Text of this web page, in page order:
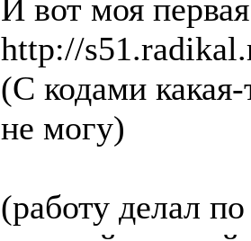
И вот моя
http://
(С кодами какая-
не могу)
(работу делал